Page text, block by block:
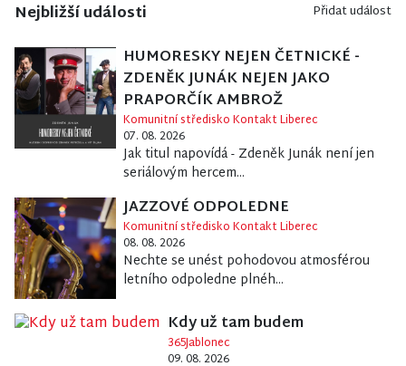
Nejbližší události Přidat událost
HUMORESKY NEJEN ČETNICKÉ -
ZDENĚK JUNÁK NEJEN JAKO
PRAPORČÍK AMBROŽ
Komunitní středisko Kontakt Liberec
07. 08. 2026
Jak titul napovídá - Zdeněk Junák není jen
seriálovým hercem...
JAZZOVÉ ODPOLEDNE
Komunitní středisko Kontakt Liberec
08. 08. 2026
Nechte se unést pohodovou atmosférou
letního odpoledne plnéh...
Kdy už tam budem
365Jablonec
09. 08. 2026